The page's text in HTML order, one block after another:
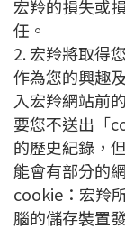
宏羚的損失或
任。
2. 宏羚將取得
作為您的興趣
入宏羚網站前
要您不送出「
的歷史紀錄，
能會有部分的
cookie：宏羚
腦的儲存裝置